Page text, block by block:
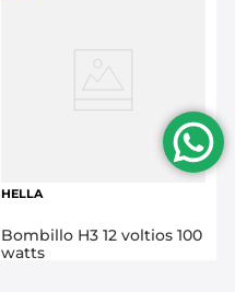
HELLA
Bombillo H3 12 voltios 100
watts